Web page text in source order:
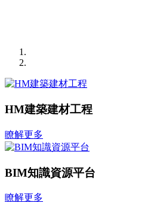
HM建築建材工程
瞭解更多
BIM知識資源平台
瞭解更多